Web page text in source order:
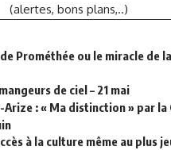
(alertes, bons plans,..)
de Prométhée ou le miracle de
de ciel – 21 mai
Arize : « Ma distinction » par la
à la culture même au plus